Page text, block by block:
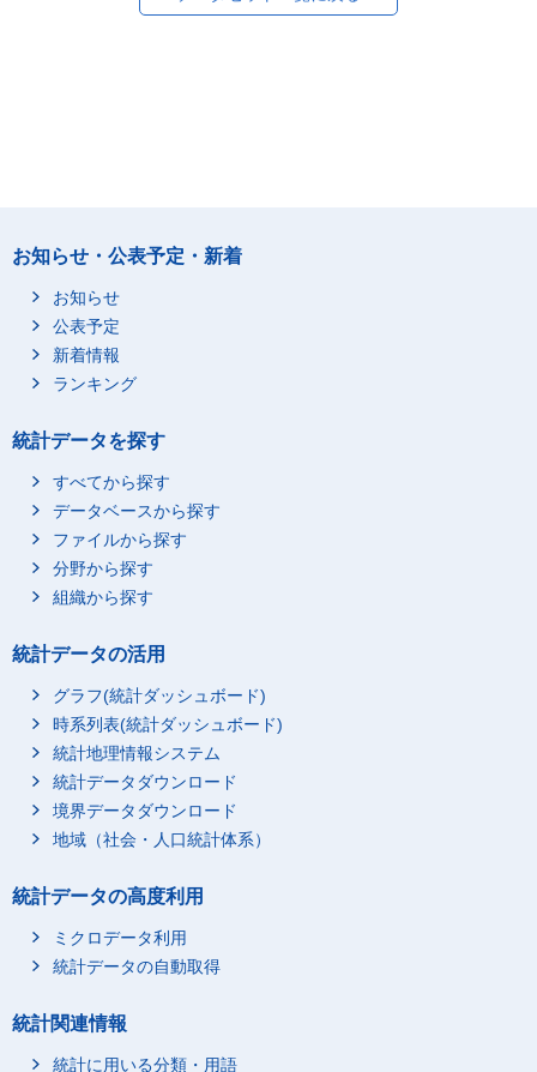
お知らせ・公表予定・新着
お知らせ
公表予定
新着情報
ランキング
統計データを探す
すべてから探す
データベースから探す
ファイルから探す
分野から探す
組織から探す
統計データの活用
グラフ(統計ダッシュボード)
時系列表(統計ダッシュボード)
統計地理情報システム
統計データダウンロード
境界データダウンロード
地域（社会・人口統計体系）
統計データの高度利用
ミクロデータ利用
統計データの自動取得
統計関連情報
統計に用いる分類・用語